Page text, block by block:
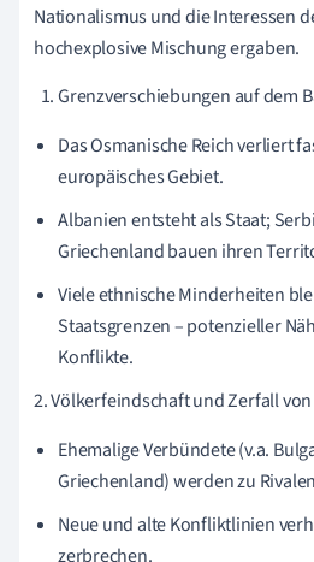
Nationalismus und die Interessen
hochexplosive Mischung ergaben.
Grenzverschiebungen auf dem
Das Osmanische Reich verliert
europäisches Gebiet.
Albanien entsteht als Staat;
Griechenland bauen ihren
Viele ethnische Minderheiten
Staatsgrenzen – potenzieller
Konflikte.
2. Völkerfeindschaft und Zerfall
Ehemalige Verbündete (v.a.
Griechenland) werden zu
Neue und alte Konfliktlinien
zerbrechen.